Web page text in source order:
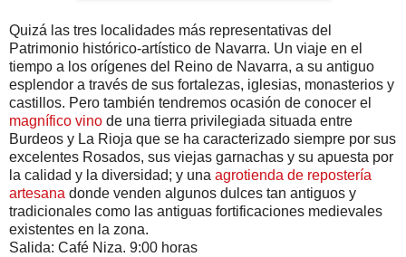
Quizá las tres localidades más representativas del
Patrimonio histórico-artístico de Navarra. Un viaje en el
tiempo a los orígenes del Reino de Navarra, a su antiguo
esplendor a través de sus fortalezas, iglesias, monasterios y
castillos. Pero también tendremos ocasión de conocer el
magnífico vino de una tierra privilegiada situada entre
Burdeos y La Rioja que se ha caracterizado siempre por sus
excelentes Rosados, sus viejas garnachas y su apuesta por
la calidad y la diversidad; y una agrotienda de repostería
artesana donde venden algunos dulces tan antiguos y
tradicionales como las antiguas fortificaciones medievales
existentes en la zona.
Salida: Café Niza. 9:00 horas